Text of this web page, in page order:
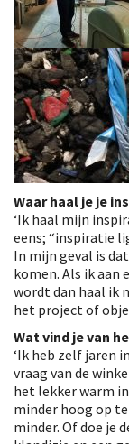
Waar haal je je
‘Ik haal mijn
eens; “inspiratie
In mijn geval is
komen. Als ik aan
wordt dan haal ik
het project of
Wat vind je van
‘Ik heb zelf jaren
vraag van de
het lekker warm
minder hoog op
minder. Of doe je